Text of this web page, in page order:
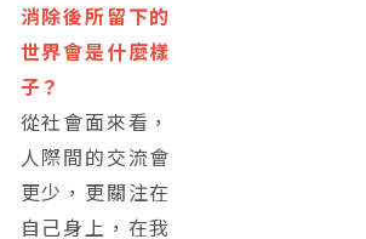
消除後所留下的
世界會是什麼樣
子？
從社會面來看，
人際間的交流會
更少，更關注在
自己身上，在我